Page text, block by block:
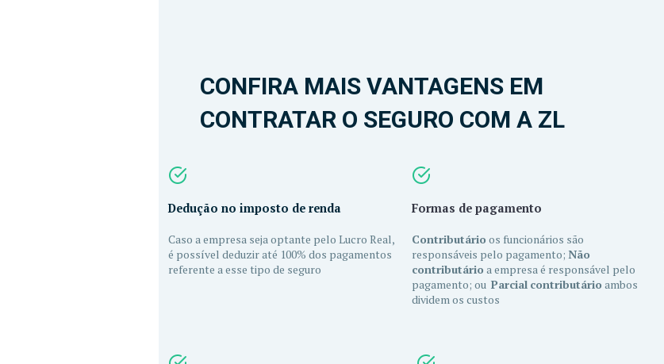
CONFIRA MAIS VANTAGENS EM
CONTRATAR O SEGURO COM A ZL
Dedução no imposto de renda
Caso a empresa seja optante pelo Lucro Real,
é possível deduzir até 100% dos pagamentos
referente a esse tipo de seguro
Formas de pagamento
Contributário os funcionários são
responsáveis pelo pagamento;Não
contributário a empresa é responsável pelo
pagamento; ouParcial contributário ambos
dividem os custos